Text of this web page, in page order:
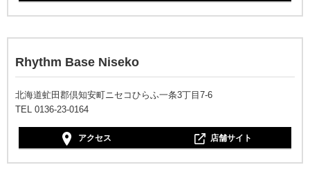
Rhythm Base Niseko
北海道虻田郡倶知安町ニセコひらふ一条3丁目7-6
TEL 0136-23-0164
アクセス 店舗サイト